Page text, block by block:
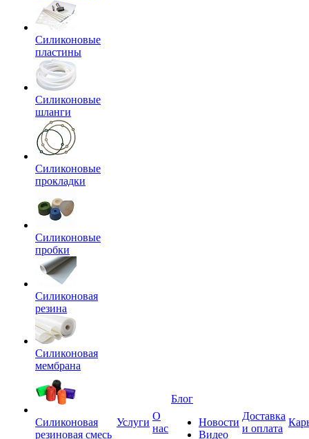
Силиконовые
пластины
Силиконовые
шланги
Силиконовые
прокладки
Силиконовые
пробки
Силиконовая
резина
Силиконовая
мембрана
Силиконовая
резиновая смесь
Услуги
О
нас
Блог
Новости
Видео
Доставка
и оплата